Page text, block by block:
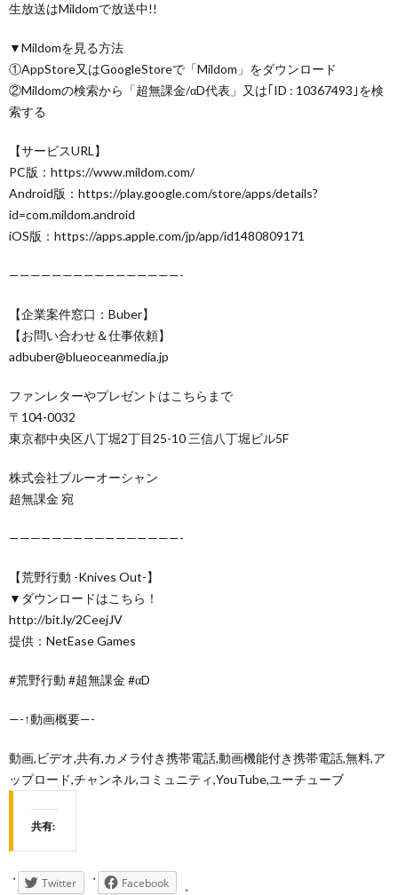
生放送はMildomで放送中!!
▼Mildomを見る方法
①AppStore又はGoogleStoreで「Mildom」をダウンロード
②Mildomの検索から「超無課金/αD代表」又は｢ID : 10367493｣を検
索する
【サービスURL】
PC版：https://www.mildom.com/
Android版：https://play.google.com/store/apps/details?
id=com.mildom.android
iOS版：https://apps.apple.com/jp/app/id1480809171
————————————————-
【企業案件窓口：Buber】
【お問い合わせ＆仕事依頼】
adbuber@blueoceanmedia.jp
ファンレターやプレゼントはこちらまで
〒104-0032
東京都中央区八丁堀2丁目25-10 三信八丁堀ビル5F
株式会社ブルーオーシャン
超無課金 宛
————————————————-
【荒野行動 -Knives Out-】
▼ダウンロードはこちら！
http://bit.ly/2CeejJV
提供：NetEase Games
#荒野行動 #超無課金 #αD
—-↑動画概要—-
動画,ビデオ,共有,カメラ付き携帯電話,動画機能付き携帯電話,無料,ア
ップロード,チャンネル,コミュニティ,YouTube,ユーチューブ
共有:
Twitter Facebook